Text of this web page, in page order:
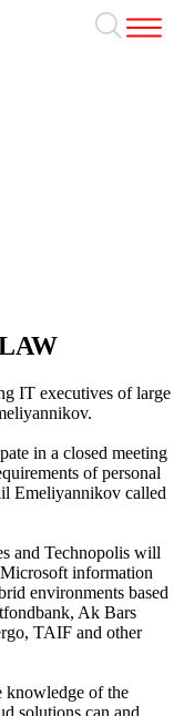
IT executives of large
in a closed meeting
of personal
Emeliyannikov called
and Technopolis will
information
environments based
Ak Bars
TAIF and other
knowledge of the